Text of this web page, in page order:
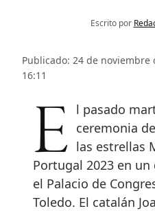
Escrito por
Publicado: 24 de noviembre
16:11
El pasado martes se celebró la ceremonia
las estrellas
Portugal 2023 en
el Palacio de
Toledo. El catalán